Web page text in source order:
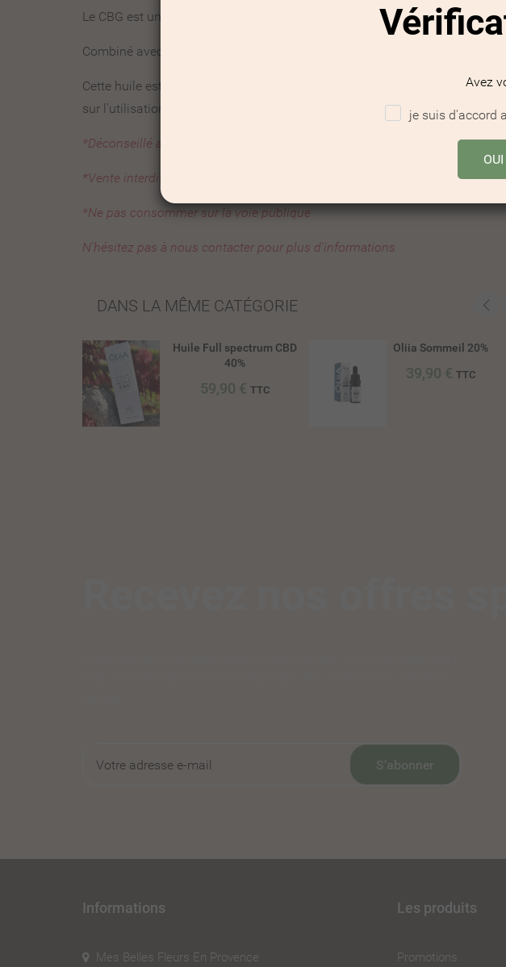
Avez
je suis d'accord
OUI
Le CBG est un cannabinoïde réputé pour ses propriétés anti-
Combiné avec l'achillée, une plante utilisée traditionnellement pour
Cette huile est un complément alimentaire ce n'est pas un médicament.
sur l'utilisation d'une huile CBD merci d'en parler à votre médecin traitant
*Déconseillé aux femmes enceintes ou allaitantes
*Vente interdite aux mineurs
*Ne pas consommer sur la voie publique
N'hésitez pas à nous contacter pour plus d'informations
DANS LA MÊME CATÉGORIE
Huile Full spectrum CBD
40%
59,90 € TTC
Oliia Sommeil 20%
39,90 € TTC
S’abonner
Informations
Mes Belles Fleurs En Provence
Les produits
Promotions